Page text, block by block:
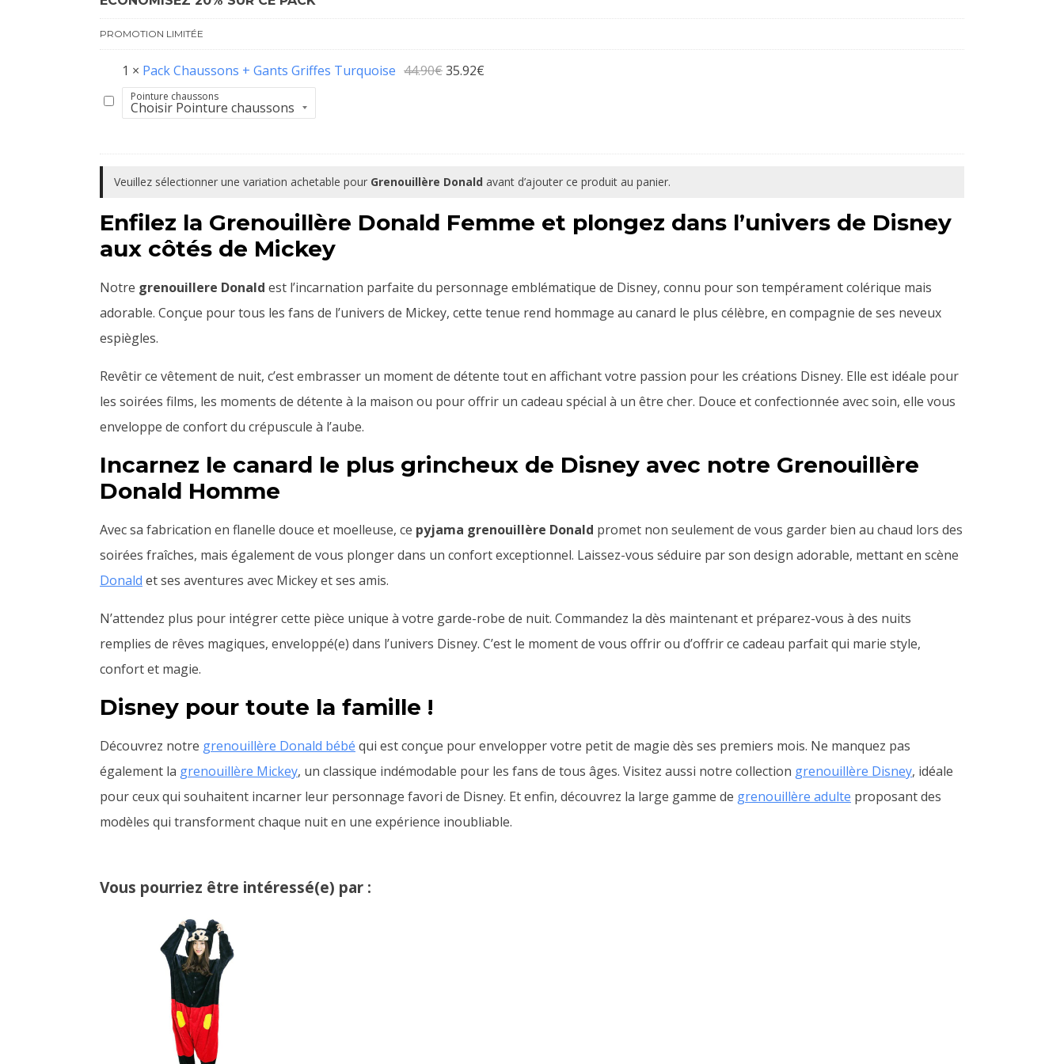
PROMOTION LIMITÉE
Pack
+
Gants
Turquoise
1 × Pack Chaussons + Gants Griffes Turquoise 44.90€Le
35.92€
Pointure chaussons
Veuillez sélectionner une variation achetable pour Grenouillère Donald avant d’ajouter ce produit au panier.
Enfilez la Grenouillère Donald Femme et plongez dans l’univers de Disney
aux côtés de Mickey
Notre grenouillere Donald est l’incarnation parfaite du personnage emblématique de Disney, connu pour son tempérament colérique mais
adorable. Conçue pour tous les fans de l’univers de Mickey, cette tenue rend hommage au canard le plus célèbre, en compagnie de ses neveux
espiègles.
Revêtir ce vêtement de nuit, c’est embrasser un moment de détente tout en affichant votre passion pour les créations Disney. Elle est idéale pour
les soirées films, les moments de détente à la maison ou pour offrir un cadeau spécial à un être cher. Douce et confectionnée avec soin, elle vous
enveloppe de confort du crépuscule à l’aube.
Incarnez le canard le plus grincheux de Disney avec notre Grenouillère
Donald Homme
Avec sa fabrication en flanelle douce et moelleuse, ce pyjama grenouillère Donald promet non seulement de vous garder bien au chaud lors des
soirées fraîches, mais également de vous plonger dans un confort exceptionnel. Laissez-vous séduire par son design adorable, mettant en scène
Donald et ses aventures avec Mickey et ses amis.
N’attendez plus pour intégrer cette pièce unique à votre garde-robe de nuit. Commandez la dès maintenant et préparez-vous à des nuits
remplies de rêves magiques, enveloppé(e) dans l’univers Disney. C’est le moment de vous offrir ou d’offrir ce cadeau parfait qui marie style,
confort et magie.
Disney pour toute la famille !
Découvrez notre grenouillère Donald bébé qui est conçue pour envelopper votre petit de magie dès ses premiers mois. Ne manquez pas
également la grenouillère Mickey, un classique indémodable pour les fans de tous âges. Visitez aussi notre collection grenouillère Disney, idéale
pour ceux qui souhaitent incarner leur personnage favori de Disney. Et enfin, découvrez la large gamme de grenouillère adulte proposant des
modèles qui transforment chaque nuit en une expérience inoubliable.
Vous pourriez être intéressé(e) par :